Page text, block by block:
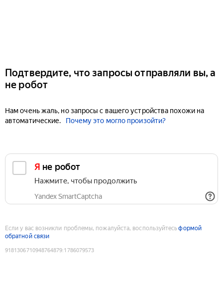
Подтвердите, что запросы отправляли вы, а
не робот
Нам очень жаль, но запросы с вашего устройства похожи на
автоматические.
Почему это могло произойти?
Я не робот
Нажмите, чтобы продолжить
Yandex SmartCaptcha
Если у вас возникли проблемы, пожалуйста, воспользуйтесьформой
обратной связи
9181306710948764879:1786079573